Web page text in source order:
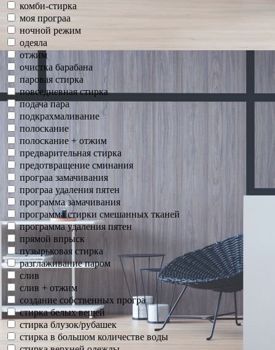
комби-стирка
моя програа
ночной режим
одеяла
отжим
очистка барабана
паровая стирка
повседневная стирка
подача пара
подкрахмаливание
полоскание
полоскание + отжим
предварительная стирка
предотвращение сминания
програа замачивания
програа удаления пятен
программа замачивания
программа стирки смешанных тканей
программа удаления пятен
прямой впрыск
пузырьковая стирка
разглаживание паром
слив
слив + отжим
создание собственных програ
стирка белых вещей
стирка блузок/рубашек
стирка в большом количестве воды